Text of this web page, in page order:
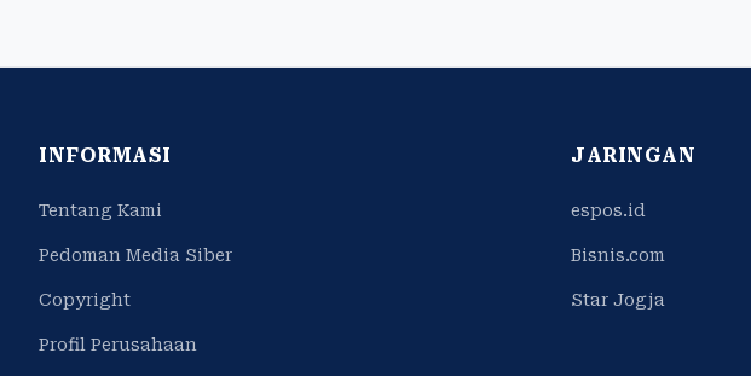
INFORMASI
Tentang Kami
Pedoman Media Siber
Copyright
Profil Perusahaan
JARINGAN
espos.id
Bisnis.com
Star Jogja